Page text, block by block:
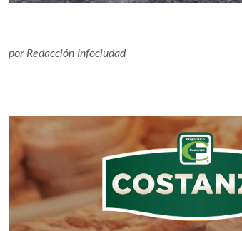
porRedacción Infociudad